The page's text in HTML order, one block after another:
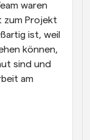
waren
zum Projekt
ist, weil
können,
sind und
am